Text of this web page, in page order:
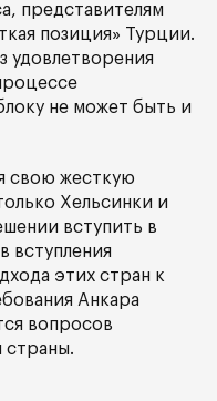
представителям
позиция» Турции.
удовлетворения
не может быть и
свою жесткую
Хельсинки и
вступить в
вступления
этих стран к
Анкара
вопросов
страны.